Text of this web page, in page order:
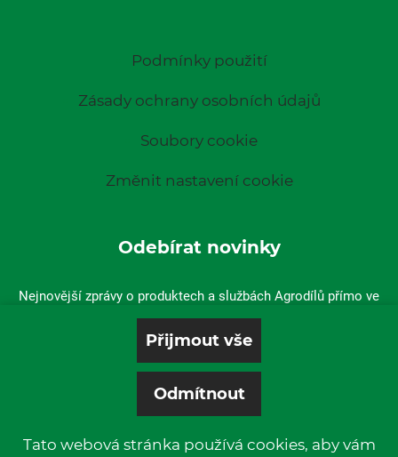
Podmínky použití
Zásady ochrany osobních údajů
Soubory cookie
Změnit nastavení cookie
Odebírat novinky
Nejnovější zprávy o produktech a službách Agrodílů přímo ve
vaší doručené poště.
Tato webová stránka používá cookies, aby vám